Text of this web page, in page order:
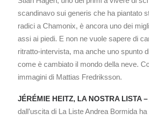
scandinavo sui generis che ha piantato
radici a Chamonix, è ancora uno dei
assi ai piedi. E non ne vuole sapere di
ritratto-intervista, ma anche uno spunto
come è cambiato il mondo della neve.
immagini di Mattias Fredriksson.
JÉRÉMIE HEITZ, LA NOSTRA LISTA –
dall’uscita di La Liste Andrea Bormida